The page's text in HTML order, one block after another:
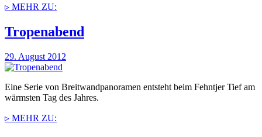
▹ MEHR ZU:
Tropenabend
29. August 2012
Eine Serie von Breitwandpanoramen entsteht beim Fehntjer Tief am
wärmsten Tag des Jahres.
▹ MEHR ZU: